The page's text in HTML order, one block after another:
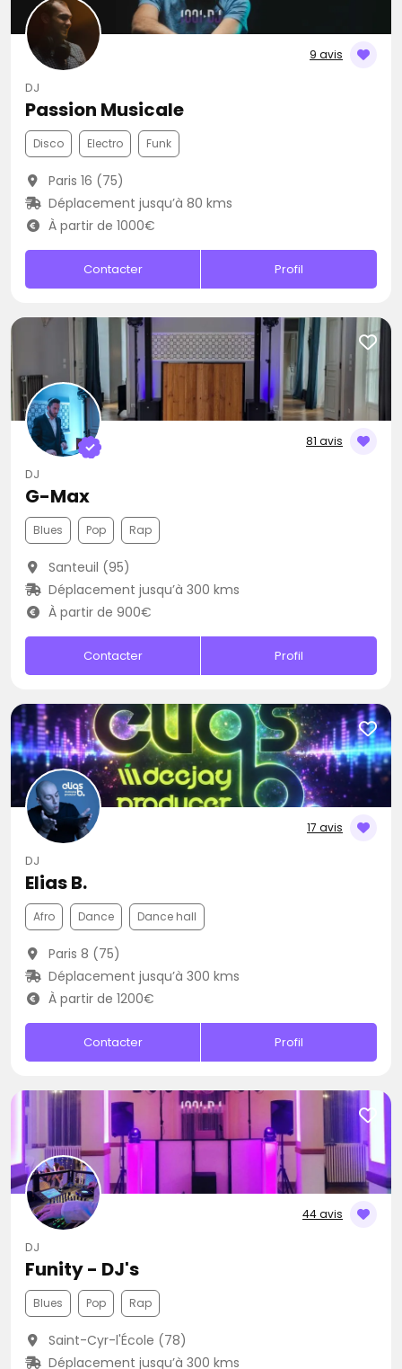
9 avis
DJ
Passion Musicale
Disco Electro Funk
Paris 16 (75)
Déplacement jusqu’à 80 kms
À partir de 1000€
Contacter Profil
81 avis
DJ
G-Max
Blues Pop Rap
Santeuil (95)
Déplacement jusqu’à 300 kms
À partir de 900€
Contacter Profil
17 avis
DJ
Elias B.
Afro Dance Dance hall
Paris 8 (75)
Déplacement jusqu’à 300 kms
À partir de 1200€
Contacter Profil
44 avis
DJ
Funity - DJ's
Blues Pop Rap
Saint-Cyr-l'École (78)
Déplacement jusqu’à 300 kms